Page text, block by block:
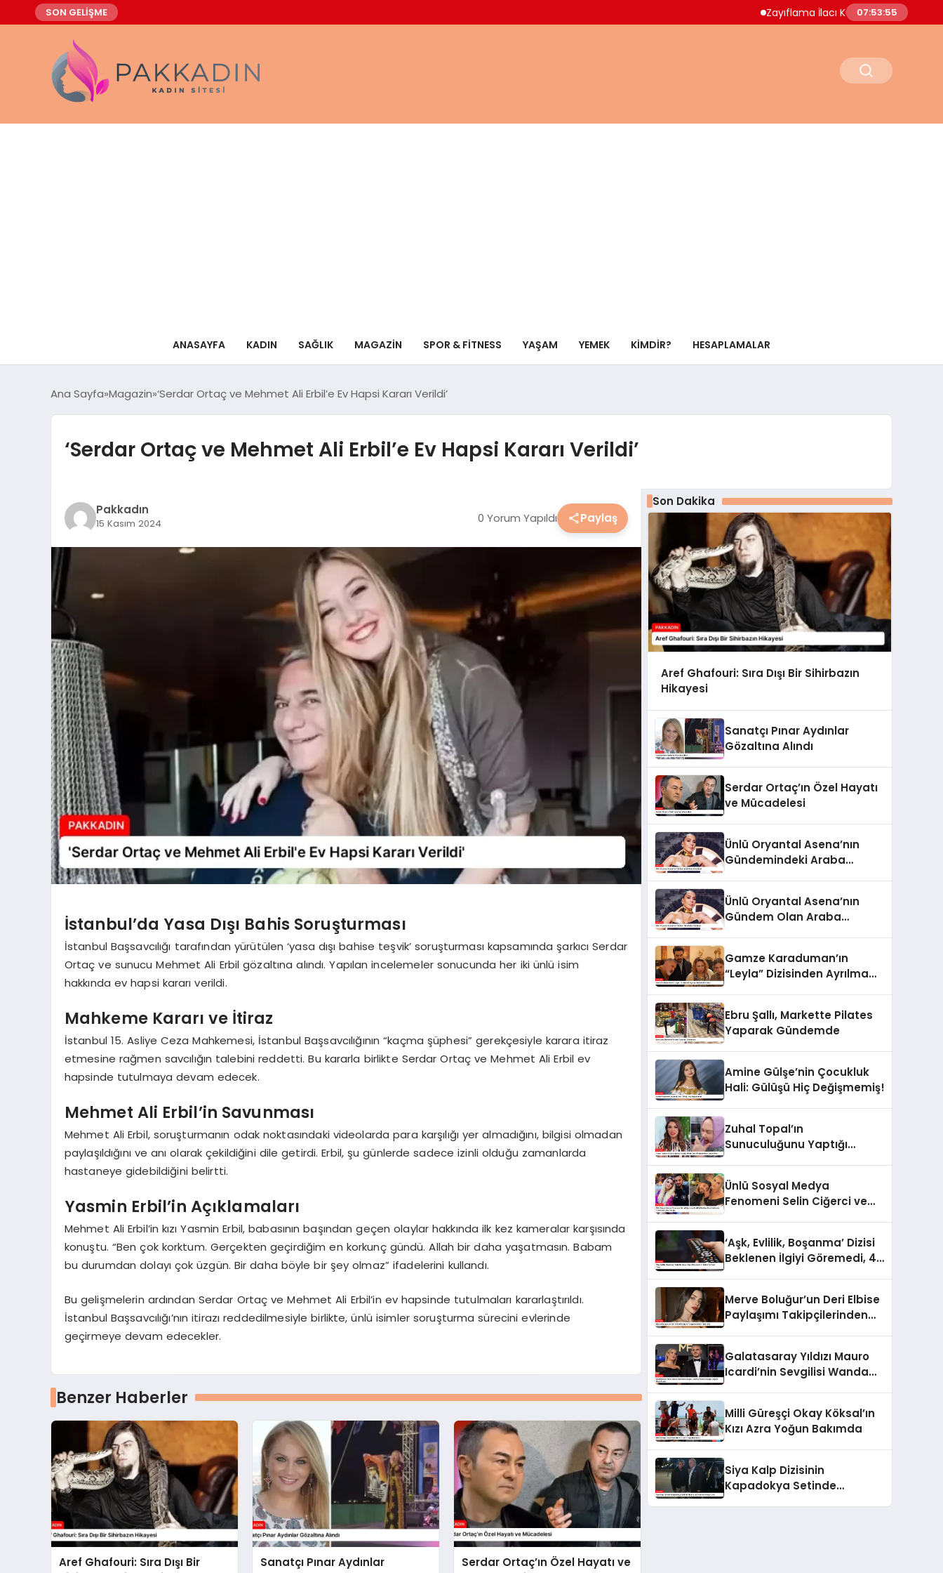
SON GELİŞME Zayıflama İlacı Kullanan Kadın Hayatını
07:53:56
ANASAYFA KADIN SAĞLIK MAGAZIN SPOR & FITNESS YAŞAM YEMEK KIMDIR? HESAPLAMALAR
Ana Sayfa Magazin ‘Serdar Ortaç ve Mehmet Ali Erbil’e Ev Hapsi Kararı Verildi’
‘Serdar Ortaç ve Mehmet Ali Erbil’e Ev Hapsi Kararı Verildi’
Pakkadın
15 Kasım 2024 0 Yorum Yapıldı Paylaş
İstanbul’da Yasa Dışı Bahis Soruşturması
İstanbul Başsavcılığı tarafından yürütülen ‘yasa dışı bahise teşvik’ soruşturması kapsamında şarkıcı Serdar
Ortaç ve sunucu Mehmet Ali Erbil gözaltına alındı. Yapılan incelemeler sonucunda her iki ünlü isim
hakkında ev hapsi kararı verildi.
Mahkeme Kararı ve İtiraz
İstanbul 15. Asliye Ceza Mahkemesi, İstanbul Başsavcılığının “kaçma şüphesi” gerekçesiyle karara itiraz
etmesine rağmen savcılığın talebini reddetti. Bu kararla birlikte Serdar Ortaç ve Mehmet Ali Erbil ev
hapsinde tutulmaya devam edecek.
Mehmet Ali Erbil’in Savunması
Mehmet Ali Erbil, soruşturmanın odak noktasındaki videolarda para karşılığı yer almadığını, bilgisi olmadan
paylaşıldığını ve anı olarak çekildiğini dile getirdi. Erbil, şu günlerde sadece izinli olduğu zamanlarda
hastaneye gidebildiğini belirtti.
Yasmin Erbil’in Açıklamaları
Mehmet Ali Erbil’in kızı Yasmin Erbil, babasının başından geçen olaylar hakkında ilk kez kameralar karşısında
konuştu. “Ben çok korktum. Gerçekten geçirdiğim en korkunç gündü. Allah bir daha yaşatmasın. Babam
bu durumdan dolayı çok üzgün. Bir daha böyle bir şey olmaz” ifadelerini kullandı.
Bu gelişmelerin ardından Serdar Ortaç ve Mehmet Ali Erbil’in ev hapsinde tutulmaları kararlaştırıldı.
İstanbul Başsavcılığı’nın itirazı reddedilmesiyle birlikte, ünlü isimler soruşturma sürecini evlerinde
geçirmeye devam edecekler.
Benzer Haberler
Aref Ghafouri: Sıra Dışı Bir
Sanatçı Pınar Aydınlar
Serdar Ortaç’ın Özel Hayatı ve
Son Dakika
Aref Ghafouri: Sıra Dışı Bir Sihirbazın
Hikayesi
Sanatçı Pınar Aydınlar
Gözaltına Alındı
Serdar Ortaç’ın Özel Hayatı
ve Mücadelesi
Ünlü Oryantal Asena’nın
Gündemindeki Araba
Ünlü Oryantal Asena’nın
Gündem Olan Araba
Gamze Karaduman’ın
“Leyla” Dizisinden Ayrılma
Ebru Şallı, Markette Pilates
Yaparak Gündemde
Amine Gülşe’nin Çocukluk
Hali: Gülüşü Hiç Değişmemiş!
Zuhal Topal’ın
Sunuculuğunu Yaptığı
Ünlü Sosyal Medya
Fenomeni Selin Ciğerci ve
Yasağı
‘Aşk, Evlilik, Boşanma’ Dizisi
Beklenen İlgiyi Göremedi, 4.
Merve Boluğur’un Deri Elbise
Paylaşımı Takipçilerinden
Galatasaray Yıldızı Mauro
Icardi’nin Sevgilisi Wanda
Milli Güreşçi Okay Köksal’ın
Kızı Azra Yoğun Bakımda
Siya Kalp Dizisinin
Kapadokya Setinde